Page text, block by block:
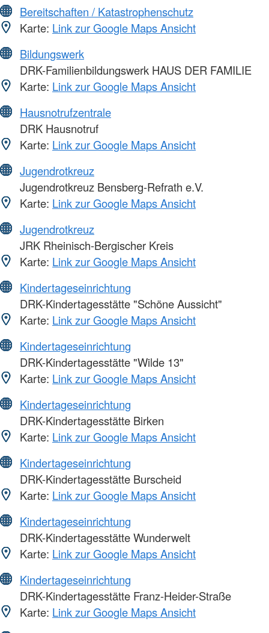
Bereitschaften / Katastrophenschutz
Karte: Link zur Google Maps Ansicht
Bildungswerk
DRK-Familienbildungswerk HAUS DER FAMILIE
Karte: Link zur Google Maps Ansicht
Hausnotrufzentrale
DRK Hausnotruf
Karte: Link zur Google Maps Ansicht
Jugendrotkreuz
Jugendrotkreuz Bensberg-Refrath e.V.
Karte: Link zur Google Maps Ansicht
Jugendrotkreuz
JRK Rheinisch-Bergischer Kreis
Karte: Link zur Google Maps Ansicht
Kindertageseinrichtung
DRK-Kindertagesstätte "Schöne Aussicht"
Karte: Link zur Google Maps Ansicht
Kindertageseinrichtung
DRK-Kindertagesstätte "Wilde 13"
Karte: Link zur Google Maps Ansicht
Kindertageseinrichtung
DRK-Kindertagesstätte Birken
Karte: Link zur Google Maps Ansicht
Kindertageseinrichtung
DRK-Kindertagesstätte Burscheid
Karte: Link zur Google Maps Ansicht
Kindertageseinrichtung
DRK-Kindertagesstätte Wunderwelt
Karte: Link zur Google Maps Ansicht
Kindertageseinrichtung
DRK-Kindertagesstätte Franz-Heider-Straße
Karte: Link zur Google Maps Ansicht